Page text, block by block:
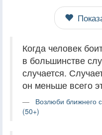
Когда человек
в большинстве
случается.
он меньше всего
Возлюби ближнего
(50+)